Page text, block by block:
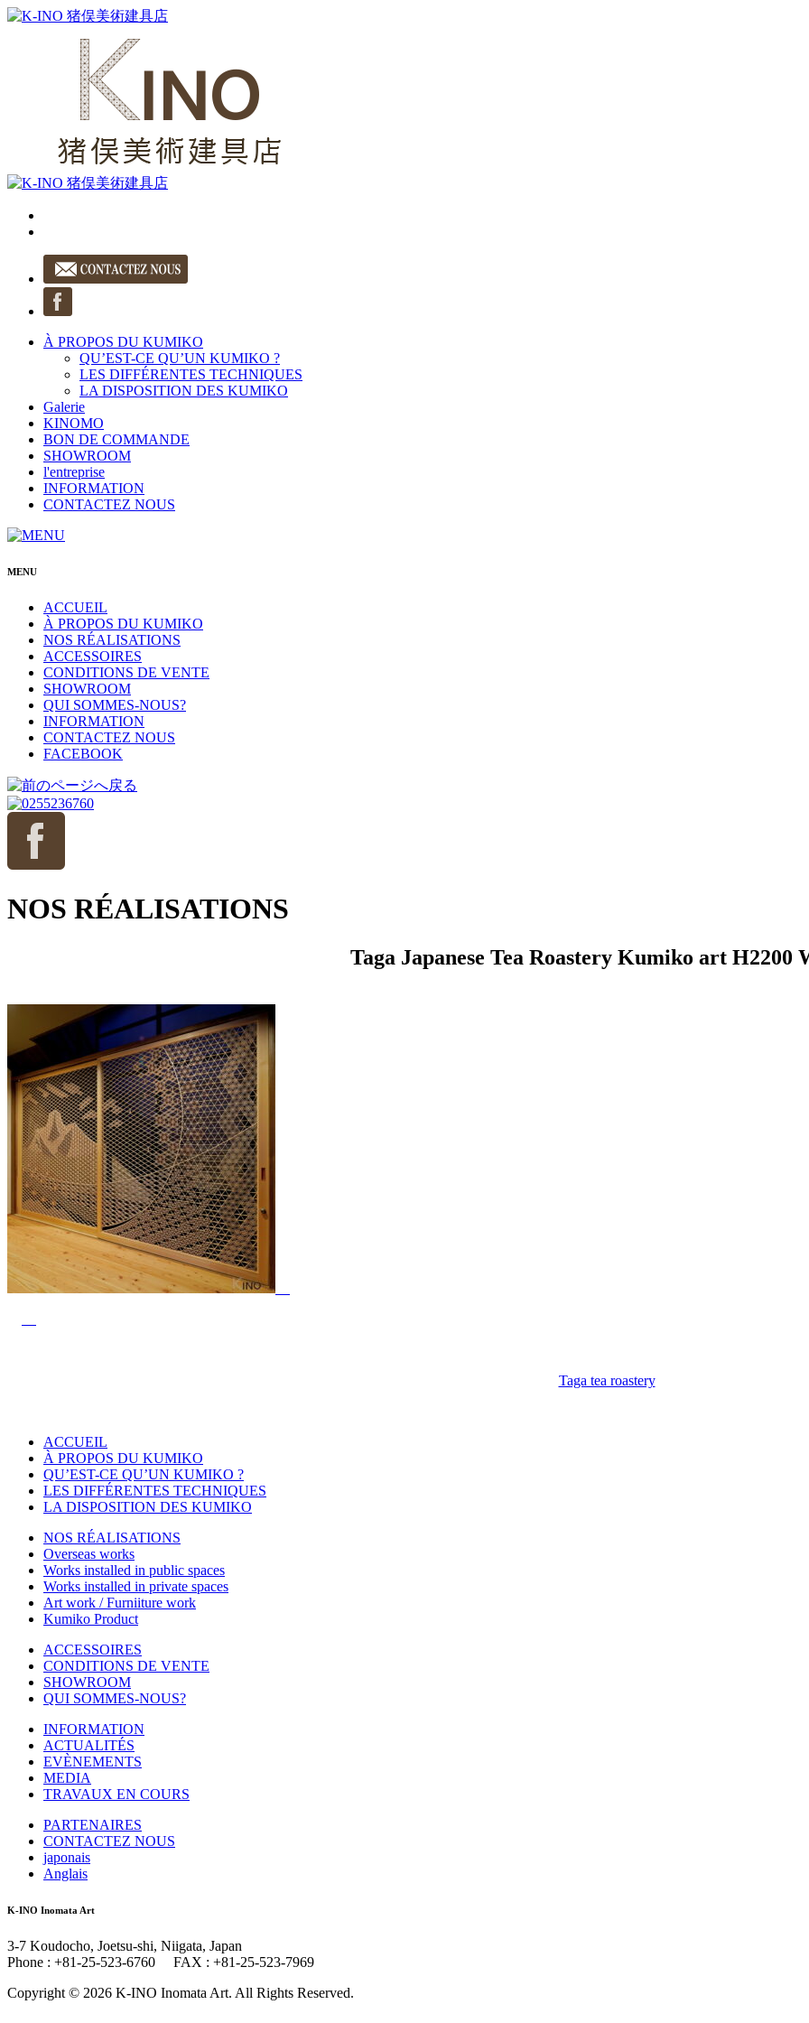
À PROPOS DU KUMIKO
QU’EST-CE QU’UN KUMIKO ?
LES DIFFÉRENTES TECHNIQUES
LA DISPOSITION DES KUMIKO
Galerie
KINOMO
BON DE COMMANDE
SHOWROOM
l'entreprise
INFORMATION
CONTACTEZ NOUS
MENU
ACCUEIL
À PROPOS DU KUMIKO
NOS RÉALISATIONS
ACCESSOIRES
CONDITIONS DE VENTE
SHOWROOM
QUI SOMMES-NOUS?
INFORMATION
CONTACTEZ NOUS
FACEBOOK
NOS RÉALISATIONS
Taga Japanese Tea Roastery Kumiko art H2200
Taga tea roastery
ACCUEIL
À PROPOS DU KUMIKO
QU’EST-CE QU’UN KUMIKO ?
LES DIFFÉRENTES TECHNIQUES
LA DISPOSITION DES KUMIKO
NOS RÉALISATIONS
Overseas works
Works installed in public spaces
Works installed in private spaces
Art work / Furniiture work
Kumiko Product
ACCESSOIRES
CONDITIONS DE VENTE
SHOWROOM
QUI SOMMES-NOUS?
INFORMATION
ACTUALITÉS
EVÈNEMENTS
MEDIA
TRAVAUX EN COURS
PARTENAIRES
CONTACTEZ NOUS
japonais
Anglais
K-INO Inomata Art
3-7 Koudocho, Joetsu-shi, Niigata, Japan
Phone : +81-25-523-6760 FAX : +81-25-523-7969
Copyright © 2026 K-INO Inomata Art. All Rights Reserved.